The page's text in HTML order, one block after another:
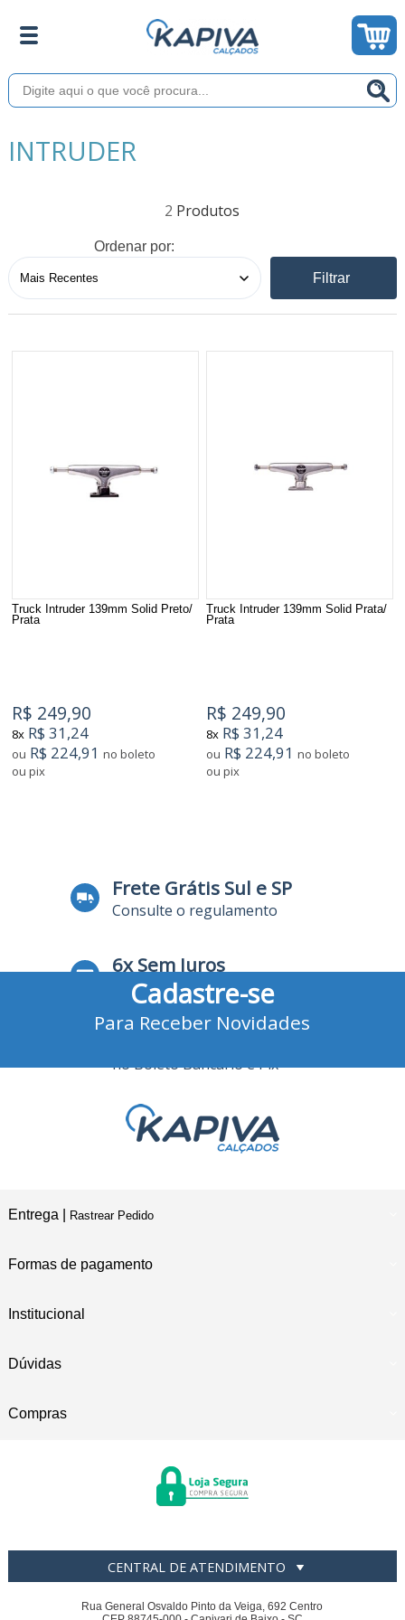
INTRUDER
2
Ordenar por:
Filtrar
Truck Intruder 139mm Solid Preto/
Prata
R$ 249,90
8x R$ 31,24
ou R$ 224,91 no boleto
ou pix
Truck Intruder 139mm Solid Prata/
Prata
R$ 249,90
8x R$ 31,24
ou R$ 224,91 no boleto
ou pix
Frete Grátis Sul e SP
Consulte o regulamento
6x Sem Juros
no Cartão de Crédito
no Boleto Bancário e Pix
Cadastre-se
Para Receber Novidades
Entrega | Rastrear Pedido
Formas de pagamento
Institucional
Dúvidas
Compras
CENTRAL DE ATENDIMENTO
Rua General Osvaldo Pinto da Veiga, 692 Centro